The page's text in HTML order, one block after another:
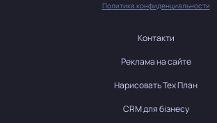
Политика конфиденциальности
Контакти
Реклама на сайте
Нарисовать Тех План
CRM для бізнесу